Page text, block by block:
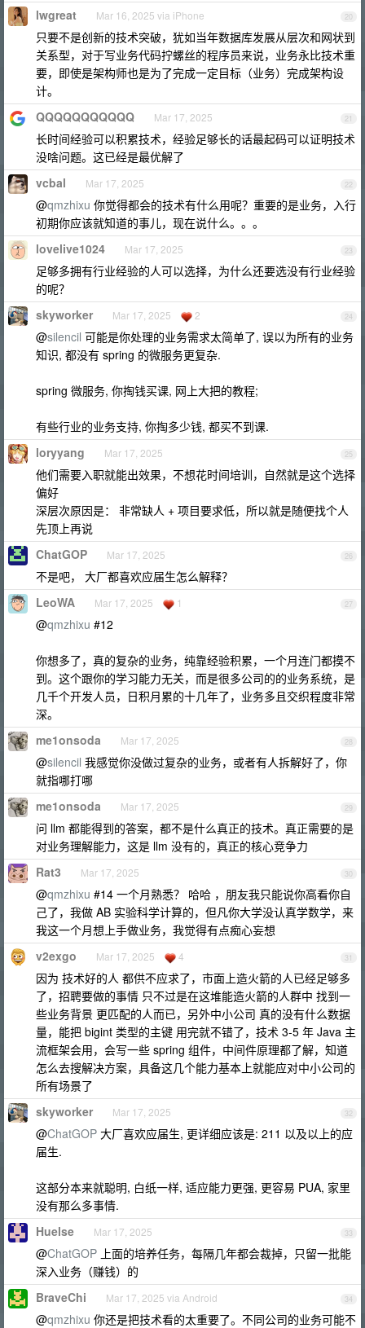
20
lwgreat Mar 16, 2025 via iPhone
只要不是创新的技术突破，犹如当年数据库发展从层次和网状到
关系型，对于写业务代码拧螺丝的程序员来说，业务永比技术重
要，即使是架构师也是为了完成一定目标（业务）完成架构设
计。
21
QQQQQQQQQQQ Mar 17, 2025
长时间经验可以积累技术，经验足够长的话最起码可以证明技术
没啥问题。这已经是最优解了
22
vcbal Mar 17, 2025
@qmzhixu 你觉得都会的技术有什么用呢？重要的是业务，入行
初期你应该就知道的事儿，现在说什么。。。
23
lovelive1024 Mar 17, 2025
足够多拥有行业经验的人可以选择，为什么还要选没有行业经验
的呢？
24
skyworker Mar 17, 2025 2
@silencil 可能是你处理的业务需求太简单了, 误以为所有的业务
知识, 都没有 spring 的微服务更复杂.
spring 微服务, 你掏钱买课, 网上大把的教程;
有些行业的业务支持, 你掏多少钱, 都买不到课.
25
loryyang Mar 17, 2025
他们需要入职就能出效果，不想花时间培训，自然就是这个选择
偏好
深层次原因是： 非常缺人 + 项目要求低，所以就是随便找个人
先顶上再说
26
ChatGOP Mar 17, 2025
不是吧， 大厂都喜欢应届生怎么解释？
27
LeoWA Mar 17, 2025 1
@qmzhixu #12
你想多了，真的复杂的业务，纯靠经验积累，一个月连门都摸不
到。这个跟你的学习能力无关，而是很多公司的的业务系统，是
几千个开发人员，日积月累的十几年了，业务多且交织程度非常
深。
28
me1onsoda Mar 17, 2025
@silencil 我感觉你没做过复杂的业务，或者有人拆解好了，你
就指哪打哪
29
me1onsoda Mar 17, 2025
问 llm 都能得到的答案，都不是什么真正的技术。真正需要的是
对业务理解能力，这是 llm 没有的，真正的核心竞争力
30
Rat3 Mar 17, 2025
@qmzhixu #14 一个月熟悉？ 哈哈 ，朋友我只能说你高看你自
己了，我做 AB 实验科学计算的，但凡你大学没认真学数学，来
我这一个月想上手做业务，我觉得有点痴心妄想
31
v2exgo Mar 17, 2025 4
因为 技术好的人 都供不应求了，市面上造火箭的人已经足够多
了，招聘要做的事情 只不过是在这堆能造火箭的人群中 找到一
些业务背景 更匹配的人而已，另外中小公司 真的没有什么数据
量，能把 bigint 类型的主键 用完就不错了，技术 3-5 年 Java 主
流框架会用，会写一些 spring 组件，中间件原理都了解，知道
怎么去搜解决方案，具备这几个能力基本上就能应对中小公司的
所有场景了
32
skyworker Mar 17, 2025
@ChatGOP 大厂喜欢应届生, 更详细应该是: 211 以及以上的应
届生.
这部分本来就聪明, 白纸一样, 适应能力更强, 更容易 PUA, 家里
没有那么多事情.
33
Huelse Mar 17, 2025
@ChatGOP 上面的培养任务，每隔几年都会裁掉，只留一批能
深入业务（赚钱）的
34
BraveChi Mar 17, 2025 via Android
@qmzhixu 你还是把技术看的太重要了。不同公司的业务可能不